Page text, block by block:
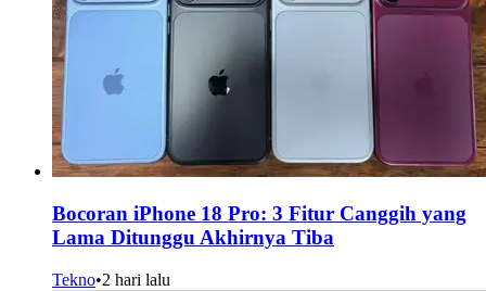
Bocoran iPhone 18 Pro: 3 Fitur Canggih yang
Lama Ditunggu Akhirnya Tiba
Tekno•2 hari lalu